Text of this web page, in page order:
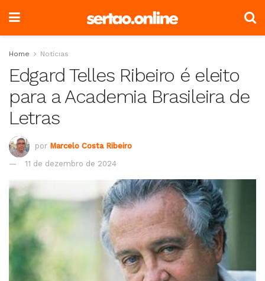
Home Notícias
Edgard Telles Ribeiro é eleito
para a Academia Brasileira de
Letras
por Marcelo Costa Ribeiro
11 de dezembro de 2024